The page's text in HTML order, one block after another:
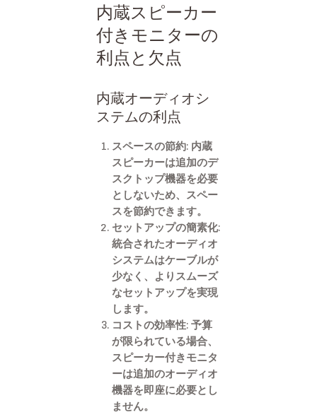
内蔵スピーカー
付きモニターの
利点と欠点
内蔵オーディオシ
ステムの利点
スペースの節約: 内蔵
スピーカーは追加のデ
スクトップ機器を必要
としないため、スペー
スを節約できます。
セットアップの簡素化:
統合されたオーディオ
システムはケーブルが
少なく、よりスムーズ
なセットアップを実現
します。
コストの効率性: 予算
が限られている場合、
スピーカー付きモニタ
ーは追加のオーディオ
機器を即座に必要とし
ません。